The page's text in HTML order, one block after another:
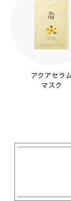
アクアセラ
マスク